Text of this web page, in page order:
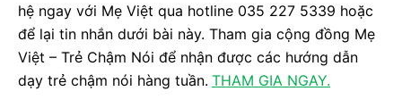
hệ ngay với Mẹ Việt qua hotline 035 227 5339 hoặc
để lại tin nhắn dưới bài này. Tham gia cộng đồng Mẹ
Việt – Trẻ Chậm Nói để nhận được các hướng dẫn
dạy trẻ chậm nói hàng tuần. THAM GIA NGAY.